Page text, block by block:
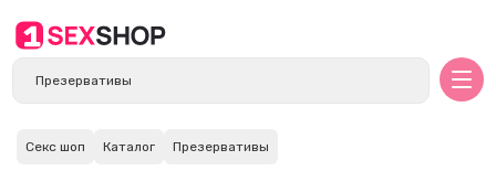
Секс шоп Каталог Презервативы